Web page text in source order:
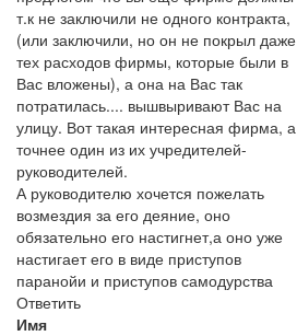
т.к не заключили не одного контракта,
(или заключили, но он не покрыл даже
тех расходов фирмы, которые были в
Вас вложены), а она на Вас так
потратилась.... вышвыривают Вас на
улицу. Вот такая интересная фирма, а
точнее один из их учредителей-
руководителей.
А руководителю хочется пожелать
возмездия за его деяние, оно
обязательно его настигнет,а оно уже
настигает его в виде приступов
паранойи и приступов самодурства
Ответить
Имя